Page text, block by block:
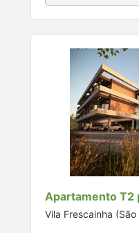
Apartamento T2
Vila Frescainha